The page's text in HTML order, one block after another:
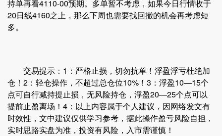
持单再看4110-00预期。多单暂不考虑，如果今日行情收于
20日线4160之上，那么下周也需要找回撤的机会再考虑短
多。
交易提示：1：严格止损，切勿抗单！浮盈浮亏杜绝加
仓！2：轻仓操作，不超过总仓位10%！3：浮盈10—15个
点可自行减持提止损，无风险持仓，浮盈20—25个点可以
提前止盈离场！4：以上内容属于个人建议，因网络发文有
时效性，文中建议仅供学习参考，据此操作盈亏风险自担，
实时思路实盘为准，投资有风险，入市需谨慎！